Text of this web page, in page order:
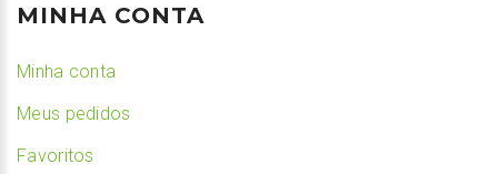
MINHA CONTA
Minha conta
Meus pedidos
Favoritos